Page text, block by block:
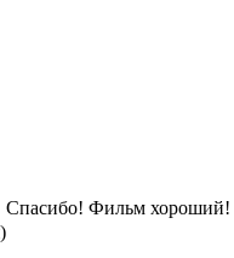
Спасибо! Фильм хороший!